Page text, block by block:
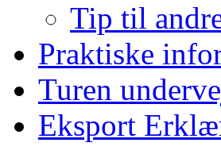
Tip til
Praktiske
Turen
Eksport